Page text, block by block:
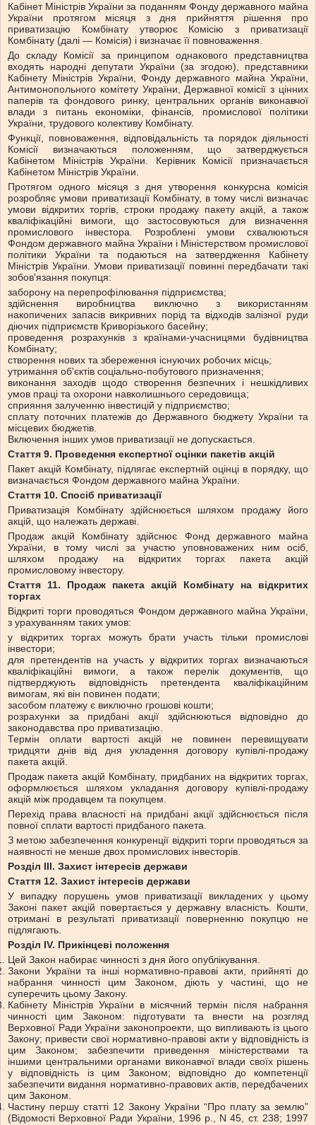
Кабінет Міністрів України за поданням Фонду державного майна
України протягом місяця з дня прийняття рішення про
приватизацію Комбінату утворює Комісію з приватизації
Комбінату (далі — Комісія) і визначає її повноваження.
До складу Комісії за принципом однакового представництва
входять народні депутати України (за згодою), представники
Кабінету Міністрів України, Фонду державного майна України,
Антимонопольного комітету України, Державної комісії з цінних
паперів та фондового ринку, центральних органів виконавчої
влади з питань економіки, фінансів, промислової політики
України, трудового колективу Комбінату.
Функції, повноваження, відповідальність та порядок діяльності
Комісії визначаються положенням, що затверджується
Кабінетом Міністрів України. Керівник Комісії призначається
Кабінетом Міністрів України.
Протягом одного місяця з дня утворення конкурсна комісія
розробляє умови приватизації Комбінату, в тому числі визначає
умови відкритих торгів, строки продажу пакету акцій, а також
кваліфікаційні вимоги, що застосовуються для визначення
промислового інвестора. Розроблені умови схвалюються
Фондом державного майна України і Міністерством промислової
політики України та подаються на затвердження Кабінету
Міністрів України. Умови приватизації повинні передбачати такі
зобов'язання покупця:
заборону на перепрофілювання підприємства;
здійснення виробництва виключно з використанням
накопичених запасів викривних порід та відходів залізної руди
діючих підприємств Криворізького басейну;
проведення розрахунків з країнами-учасницями будівництва
Комбінату;
створення нових та збереження існуючих робочих місць;
утримання об'єктів соціально-побутового призначення;
виконання заходів щодо створення безпечних і нешкідливих
умов праці та охорони навколишнього середовища;
сприяння залученню інвестицій у підприємство;
сплату поточних платежів до Державного бюджету України та
місцевих бюджетів.
Включення інших умов приватизації не допускається.
Стаття 9. Проведення експертної оцінки пакетів акцій
Пакет акцій Комбінату, підлягає експертній оцінці в порядку, що
визначається Фондом державного майна України.
Стаття 10. Спосіб приватизації
Приватизація Комбінату здійснюється шляхом продажу його
акцій, що належать державі.
Продаж акцій Комбінату здійснює Фонд державного майна
України, в тому числі за участю уповноважених ним осіб,
шляхом продажу на відкритих торгах пакета акцій
промисловому інвестору.
Стаття 11. Продаж пакета акцій Комбінату на відкритих
торгах
Відкриті торги проводяться Фондом державного майна України,
з урахуванням таких умов:
у відкритих торгах можуть брати участь тільки промислові
інвестори;
для претендентів на участь у відкритих торгах визначаються
кваліфікаційні вимоги, а також перелік документів, що
підтверджують відповідність претендента кваліфікаційним
вимогам, які він повинен подати;
засобом платежу є виключно грошові кошти;
розрахунки за придбані акції здійснюються відповідно до
законодавства про приватизацію.
Термін оплати вартості акцій не повинен перевищувати
тридцяти днів від дня укладення договору купівлі-продажу
пакета акцій.
Продаж пакета акцій Комбінату, придбаних на відкритих торгах,
оформлюється шляхом укладання договору купівлі-продажу
акцій між продавцем та покупцем.
Перехід права власності на придбані акції здійснюється після
повної сплати вартості придбаного пакета.
З метою забезпечення конкуренції відкриті торги проводяться за
наявності не менше двох промислових інвесторів.
Розділ III. Захист інтересів держави
Стаття 12. Захист інтересів держави
У випадку порушень умов приватизації викладених у цьому
Законі пакет акцій повертається у державну власність. Кошти,
отримані в результаті приватизації поверненню покупцю не
підлягають.
Розділ IV. Прикінцеві положення
Цей Закон набирає чинності з дня його опублікування.
Закони України та інші нормативно-правові акти, прийняті до
набрання чинності цим Законом, діють у частині, що не
суперечить цьому Закону.
Кабінету Міністрів України в місячний термін після набрання
чинності цим Законом: підготувати та внести на розгляд
Верховної Ради України законопроекти, що випливають із цього
Закону; привести свої нормативно-правові акти у відповідність із
цим Законом; забезпечити приведення міністерствами та
іншими центральними органами виконавчої влади своїх рішень
у відповідність із цим Законом; відповідно до компетенції
забезпечити видання нормативно-правових актів, передбачених
цим Законом.
Частину першу статті 12 Закону України “Про плату за землю”
(Відомості Верховної Ради України, 1996 p., N 45, ст. 238; 1997